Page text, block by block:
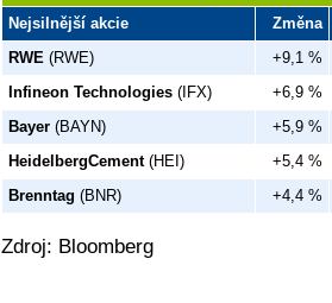
Nejsilnější akcie
Změna
RWE (RWE)
+9,1 %
Infineon Technologies (IFX)
+6,9 %
Bayer (BAYN)
+5,9 %
HeidelbergCement(HEI)
+5,4 %
Brenntag (BNR) +4,4 %
Zdroj: Bloomberg